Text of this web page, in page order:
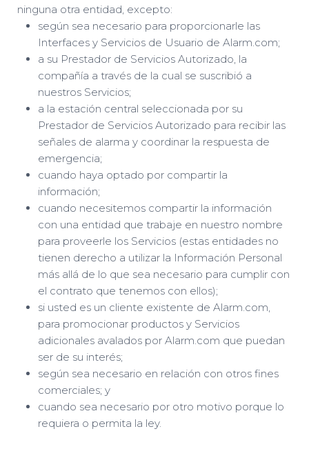
ninguna otra entidad, excepto:
según sea necesario para proporcionarle las
Interfaces y Servicios de Usuario de Alarm.com;
a su Prestador de Servicios Autorizado, la
compañía a través de la cual se suscribió a
nuestros Servicios;
a la estación central seleccionada por su
Prestador de Servicios Autorizado para recibir las
señales de alarma y coordinar la respuesta de
emergencia;
cuando haya optado por compartir la
información;
cuando necesitemos compartir la información
con una entidad que trabaje en nuestro nombre
para proveerle los Servicios (estas entidades no
tienen derecho a utilizar la Información Personal
más allá de lo que sea necesario para cumplir con
el contrato que tenemos con ellos);
si usted es un cliente existente de Alarm.com,
para promocionar productos y Servicios
adicionales avalados por Alarm.com que puedan
ser de su interés;
según sea necesario en relación con otros fines
comerciales; y
cuando sea necesario por otro motivo porque lo
requiera o permita la ley.